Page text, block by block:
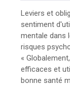
Leviers et
sentiment
mentale dans
risques
«
efficaces et
bonne santé